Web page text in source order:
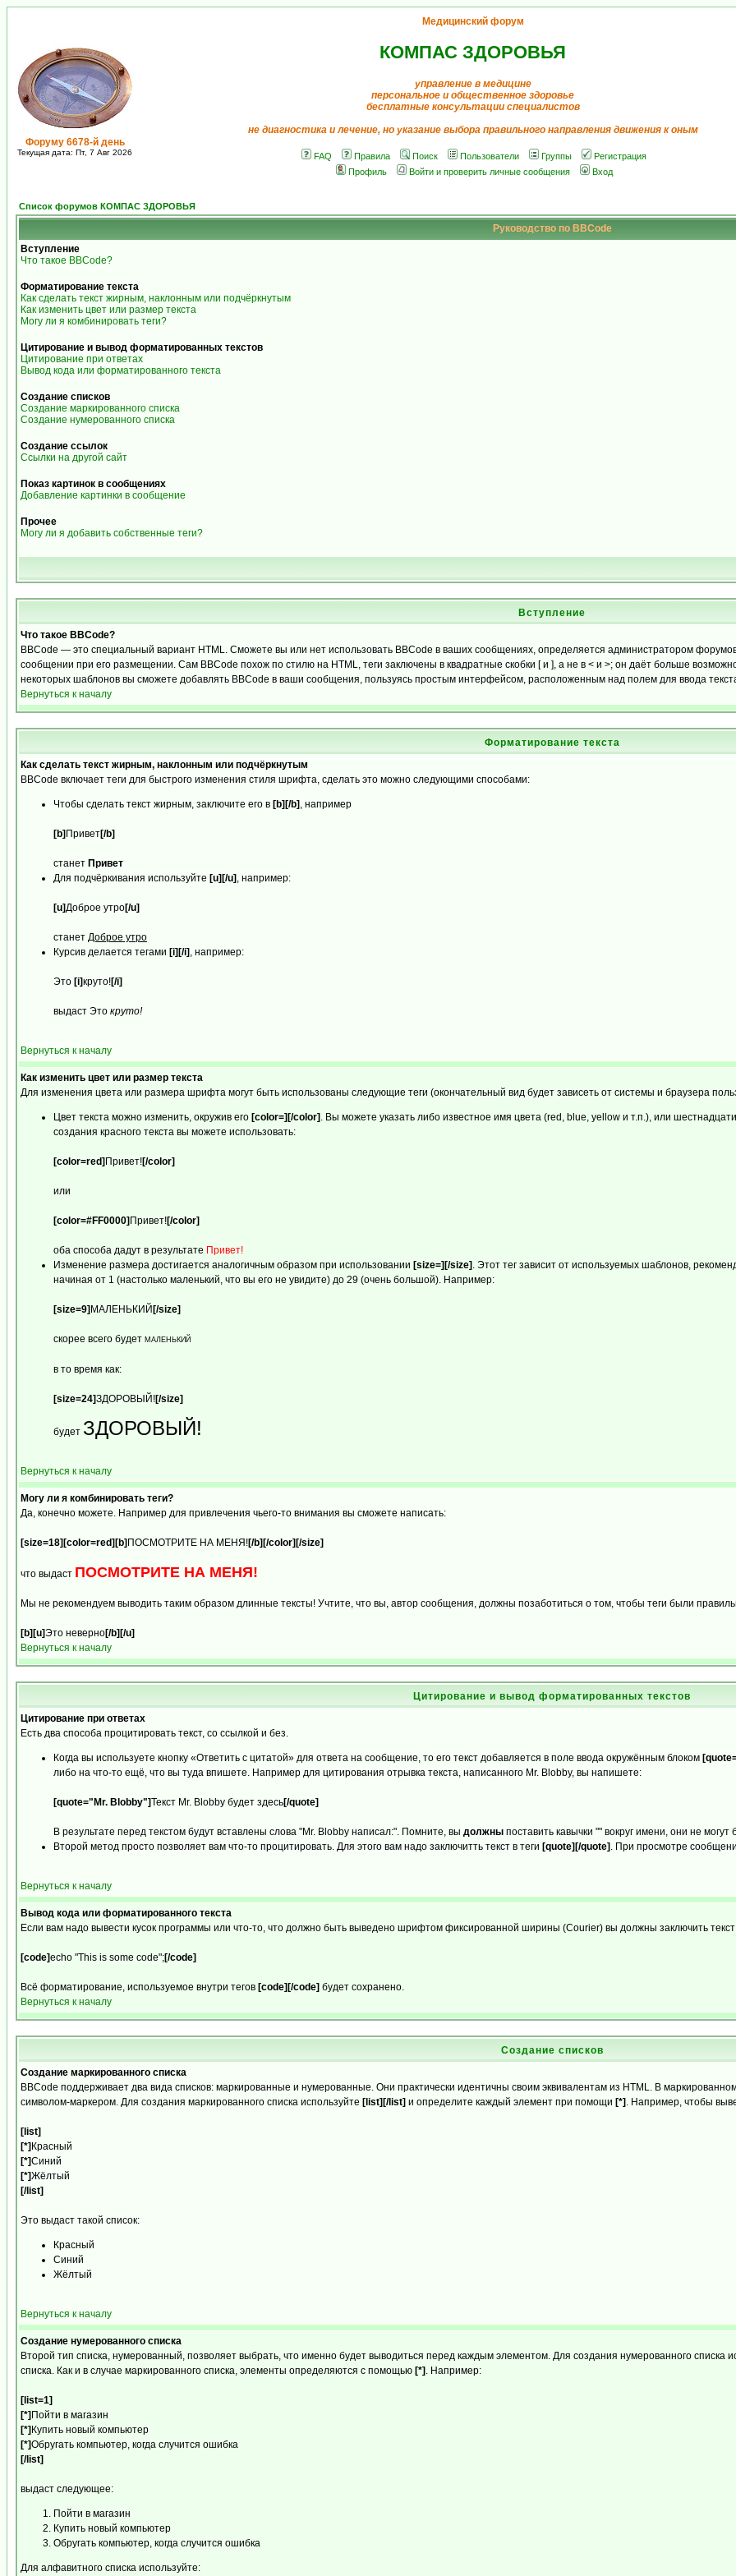
Форуму 6678-й день
Текущая дата: Пт, 7 Авг 2026
Медицинский форум
КОМПАС ЗДОРОВЬЯ
управление в медицине
персональное и общественное здоровье
бесплатные консультации специалистов
не диагностика и лечение, но указание выбора правильного направления движения к оным
FAQ Правила Поиск Пользователи Группы
Регистрация
Профиль
Войти и проверить личные сообщения Вход
Список форумов КОМПАС ЗДОРОВЬЯ
Руководство по BBCode
Вступление
Что такое BBCode?
Форматирование текста
Как сделать текст жирным, наклонным или подчёркнутым
Как изменить цвет или размер текста
Могу ли я комбинировать теги?
Цитирование и вывод форматированных текстов
Цитирование при ответах
Вывод кода или форматированного текста
Создание списков
Создание маркированного списка
Создание нумерованного списка
Создание ссылок
Ссылки на другой сайт
Показ картинок в сообщениях
Добавление картинки в сообщение
Прочее
Могу ли я добавить собственные теги?
Вступление
Что такое BBCode?
BBCode — это специальный вариант HTML. Сможете вы или нет использовать BBCode в ваших сообщениях, определяется администратором
сообщении при его размещении. Сам BBCode похож по стилю на HTML, теги заключены в квадратные скобки [ и ], а не в < и >; он даёт больше
некоторых шаблонов вы сможете добавлять BBCode в ваши сообщения, пользуясь простым интерфейсом, расположенным над полем для ввода
Вернуться к началу
Форматирование текста
Как сделать текст жирным, наклонным или подчёркнутым
BBCode включает теги для быстрого изменения стиля шрифта, сделать это можно следующими способами:
Чтобы сделать текст жирным, заключите его в [b][/b] , например
[b] Привет[/b]
станет Привет
Для подчёркивания используйте [u][/u] , например:
[u]Доброе утро[/u]
станет Доброе утро
Курсив делается тегами [i][/i] , например:
Это [i]круто![/i]
выдаст Это круто!
Вернуться к началу
Как изменить цвет или размер текста
Для изменения цвета или размера шрифта могут быть использованы следующие теги (окончательный вид будет зависеть от системы и браузера
Цвет текста можно изменить, окружив его [color=][/color] . Вы можете указать либо известное имя цвета (red, blue, yellow и т.п.), или
создания красного текста вы можете использовать:
[color=red] Привет![/color]
или
[color=#FF0000] Привет![/color]
оба способа дадут в результате Привет!
Изменение размера достигается аналогичным образом при использовании [size=][/size] . Этот тег зависит от используемых шаблонов,
начиная от 1 (настолько маленький, что вы его не увидите) до 29 (очень большой). Например:
[size=9] МАЛЕНЬКИЙ [/size]
скорее всего будет МАЛЕНЬКИЙ
в то время как:
[size=24]ЗДОРОВЫЙ![/size]
будет ЗДОРОВЫЙ!
Вернуться к началу
Могу ли я комбинировать теги?
Да, конечно можете. Например для привлечения чьего-то внимания вы сможете написать:
[size=18][color=red][b] ПОСМОТРИТЕ НА МЕНЯ![/b][/color][/size]
что выдаст ПОСМОТРИТЕ НА МЕНЯ!
Мы не рекомендуем выводить таким образом длинные тексты! Учтите, что вы, автор сообщения, должны позаботиться о том, чтобы теги были
[b][u]Это неверно[/b][/u]
Вернуться к началу
Цитирование и вывод форматированных текстов
Цитирование при ответах
Есть два способа процитировать текст, со ссылкой и без.
Когда вы используете кнопку «Ответить с цитатой» для ответа на сообщение, то его текст добавляется в поле ввода окружённым блоком
либо на что-то ещё, что вы туда впишете. Например для цитирования отрывка текста, написанного Mr. Blobby, вы напишете:
[quote="Mr. Blobby"]Текст Mr. Blobby будет здесь[/quote]
В результате перед текстом будут вставлены слова "Mr. Blobby написал:". Помните, вы должны поставить кавычки "" вокруг имени, они не
Второй метод просто позволяет вам что-то процитировать. Для этого вам надо заключитть текст в теги [quote][/quote] . При просмотре
Вернуться к началу
Вывод кода или форматированного текста
Если вам надо вывести кусок программы или что-то, что должно быть выведено шрифтом фиксированной ширины (Courier) вы должны заключить текст
[code]echo "This is some code";[/code]
Всё форматирование, используемое внутри тегов [code][/code] будет сохранено.
Вернуться к началу
Создание списков
Создание маркированного списка
BBCode поддерживает два вида списков: маркированные и нумерованные. Они практически идентичны своим эквивалентам из HTML. В
символом-маркером. Для создания маркированного списка используйте [list][/list] и определите каждый элемент при помощи [*] . Например, чтобы
[list]
[*] Красный
[*]Синий
[*]Жёлтый
[/list]
Это выдаст такой список:
Красный
Синий
Жёлтый
Вернуться к началу
Создание нумерованного списка
Второй тип списка, нумерованный, позволяет выбрать, что именно будет выводиться перед каждым элементом. Для создания нумерованного списка
списка. Как и в случае маркированного списка, элементы определяются с помощью [*] . Например:
[list=1]
[*] Пойти в магазин
[*] Купить новый компьютер
[*]Обругать компьютер, когда случится ошибка
[/list]
выдаст следующее:
Пойти в магазин
Купить новый компьютер
Обругать компьютер, когда случится ошибка
Для алфавитного списка используйте: